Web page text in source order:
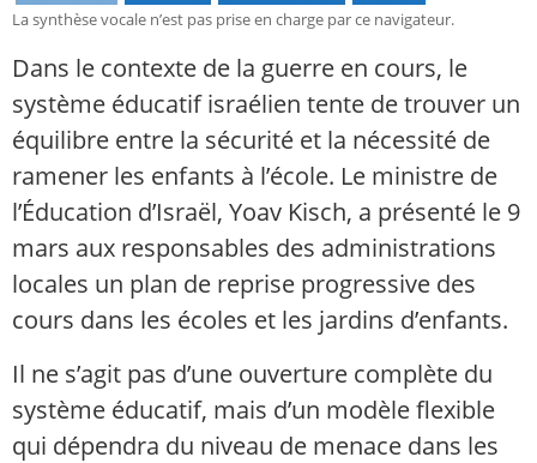
La synthèse vocale n’est pas prise en charge par ce navigateur.
Dans le contexte de la guerre en cours, le
système éducatif israélien tente de trouver un
équilibre entre la sécurité et la nécessité de
ramener les enfants à l’école. Le ministre de
l’Éducation d’Israël, Yoav Kisch, a présenté le 9
mars aux responsables des administrations
locales un plan de reprise progressive des
cours dans les écoles et les jardins d’enfants.
Il ne s’agit pas d’une ouverture complète du
système éducatif, mais d’un modèle flexible
qui dépendra du niveau de menace dans les